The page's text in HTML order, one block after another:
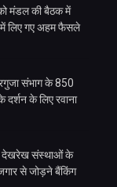
मंडल की बैठक में
में लिए गए अहम फैसले
संभाग के 850
दर्शन के लिए रवाना
देखरेख संस्थाओं के
से जोड़ने बैंकिंग